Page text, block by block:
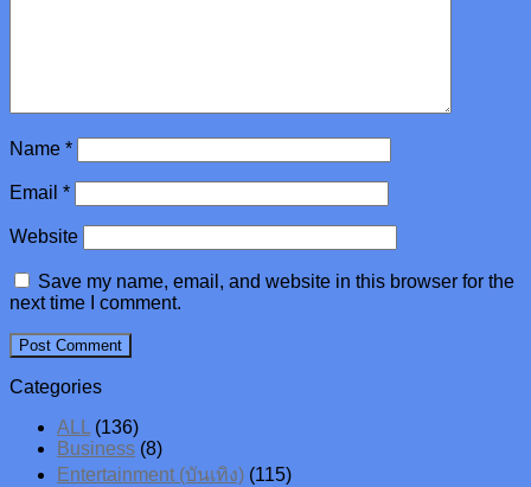
Name *
Email *
Website
Save my name, email, and website in this browser for the
next time I comment.
Categories
ALL(136)
Business (8)
Entertainment (บันเทิง) (115)